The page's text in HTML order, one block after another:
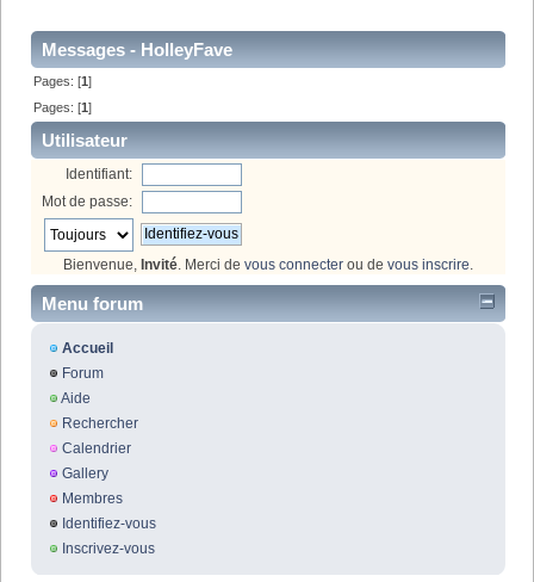
Messages - HolleyFave
Pages: [1]
Pages: [1]
Utilisateur
Identifiant:
Mot de passe:
Bienvenue, Invité. Merci de vous connecter ou de vous inscrire.
Menu forum
Accueil
Forum
Aide
Rechercher
Calendrier
Gallery
Membres
Identifiez-vous
Inscrivez-vous